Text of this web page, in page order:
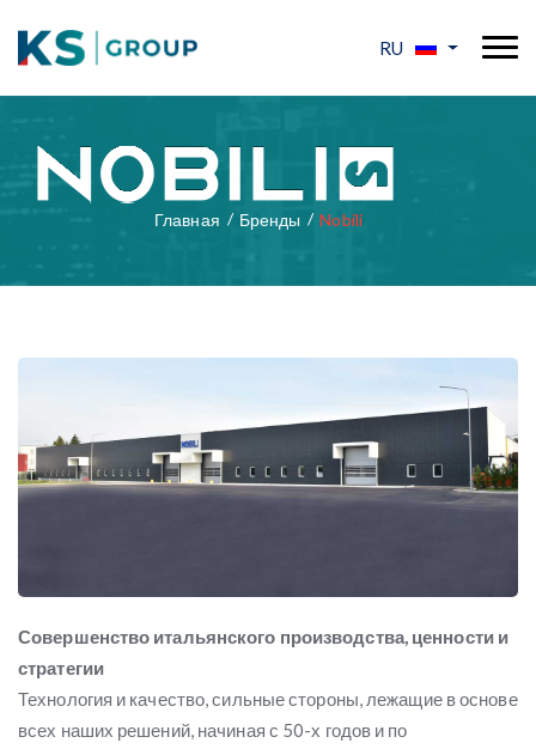
RU
Главная Бренды Nobili
Совершенство итальянского производства, ценности и
стратегии
Технология и качество, сильные стороны, лежащие в основе
всех наших решений, начиная с 50-х годов и по